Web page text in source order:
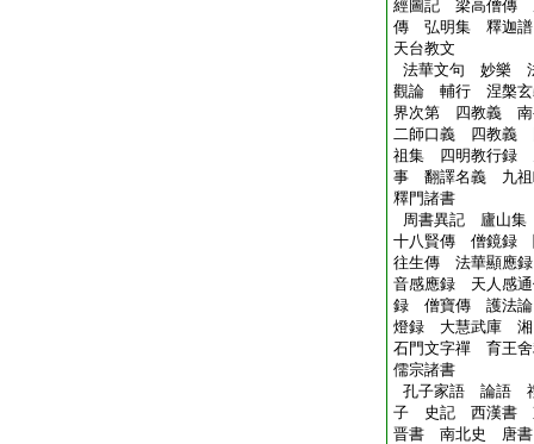
經圖記 梁高僧傳
傳 弘明集 釋迦
天台教文
法華文句 妙樂
觀論 輔行 涅槃
界次第 四教義
二師口義 四教義
祖集 四明教行録
事 翻譯名義 九祖
釋門諸書
周書異記 廬山
十八賢傳 僧鏡録
往生傳 法華顯應
音感應録 天人感
録 僧寶傳 護法
燈録 大慧武庫 湘
石門文字禪 育王
儒宗諸書
孔子家語 論語
子 史記 西漢書
晋書 南北史 唐